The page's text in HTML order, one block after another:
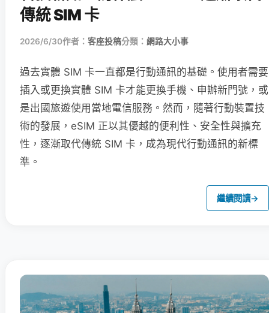
傳統 SIM 卡
2026/6/30作者： 客座投稿分類： 網路大小事
過去實體 SIM 卡一直都是行動通訊的基礎。使用者需要
插入或更換實體 SIM 卡才能更換手機、申辦新門號，或
是出國旅遊使用當地電信服務。然而，隨著行動裝置技
術的發展，eSIM 正以其優越的便利性、安全性與擴充
性，逐漸取代傳統 SIM 卡，成為現代行動通訊的新標
準。
繼續閱讀→